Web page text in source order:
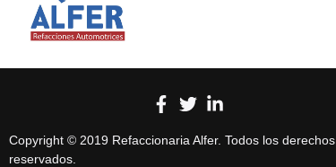
Copyright © 2019 Refaccionaria Alfer. Todos los derechos
reservados.